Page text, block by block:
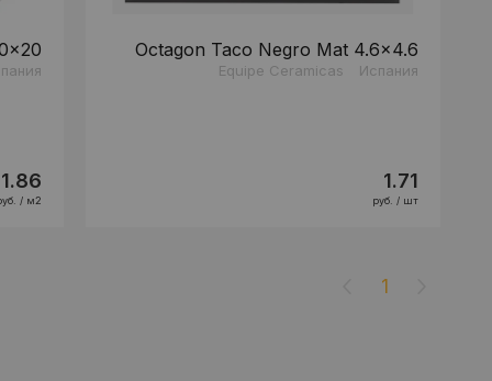
/ м2
Octagon Taco Negro Mat 4.6x4.6
Equipe Ceramicas Испания
1.71
руб. / шт
1